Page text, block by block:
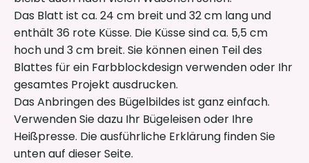
Das Blatt ist ca. 24 cm breit und 32 cm lang und
enthält 36 rote Küsse. Die Küsse sind ca. 5,5 cm
hoch und 3 cm breit. Sie können einen Teil des
Blattes für ein Farbblockdesign verwenden oder Ihr
gesamtes Projekt ausdrucken.
Das Anbringen des Bügelbildes ist ganz einfach.
Verwenden Sie dazu Ihr Bügeleisen oder Ihre
Heißpresse. Die ausführliche Erklärung finden Sie
unten auf dieser Seite.